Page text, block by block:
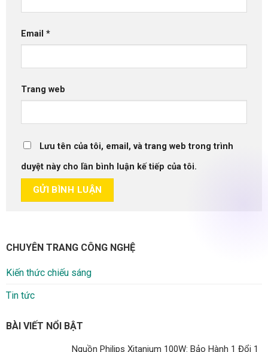
Email *
Trang web
Lưu tên của tôi, email, và trang web trong trình
duyệt này cho lần bình luận kế tiếp của tôi.
CHUYÊN TRANG CÔNG NGHỆ
Kiến thức chiếu sáng
Tin tức
BÀI VIẾT NỔI BẬT
Nguồn Philips Xitanium 100W: Bảo Hành 1 Đổi 1